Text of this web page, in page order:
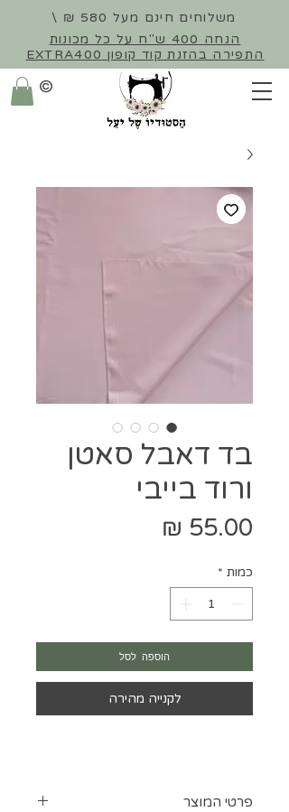
משלוחים חינם מעל 580 ₪ \
הנחה 400 ש"ח על כל מכונות
התפירה בהזנת קוד קופון EXTRA400
©
בד דאבל סאטן
ורוד בייבי
כמות *
הוספה לסל
לקנייה מהירה
פרטי המוצר